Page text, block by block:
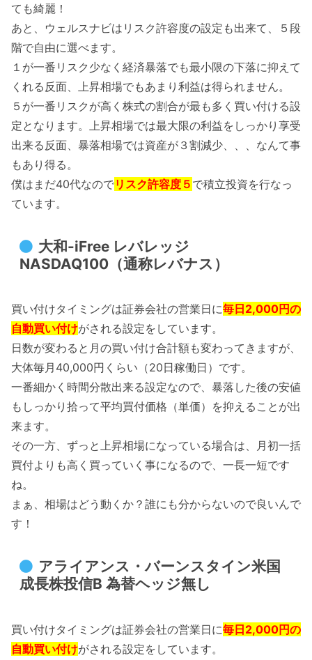
ても綺麗！
あと、ウェルスナビはリスク許容度の設定も出来て、５段
階で自由に選べます。
１が一番リスク少なく経済暴落でも最小限の下落に抑えて
くれる反面、上昇相場でもあまり利益は得られません。
５が一番リスクが高く株式の割合が最も多く買い付ける設
定となります。上昇相場では最大限の利益をしっかり享受
出来る反面、暴落相場では資産が３割減少、、、なんて事
もあり得る。
僕はまだ40代なのでリスク許容度５ で積立投資を行なっ
ています。
大和-iFree レバレッジ
NASDAQ100（通称レバナス）
買い付けタイミングは証券会社の営業日に毎日2,000円の
自動買い付けがされる設定をしています。
日数が変わると月の買い付け合計額も変わってきますが、
大体毎月40,000円くらい（20日稼働日）です。
一番細かく時間分散出来る設定なので、暴落した後の安値
もしっかり拾って平均買付価格（単価）を抑えることが出
来ます。
その一方、ずっと上昇相場になっている場合は、月初一括
買付よりも高く買っていく事になるので、一長一短です
ね。
まぁ、相場はどう動くか？誰にも分からないので良いんで
す！
アライアンス・バーンスタイン米国
成長株投信B 為替ヘッジ無し
買い付けタイミングは証券会社の営業日に毎日2,000円の
自動買い付けがされる設定をしています。